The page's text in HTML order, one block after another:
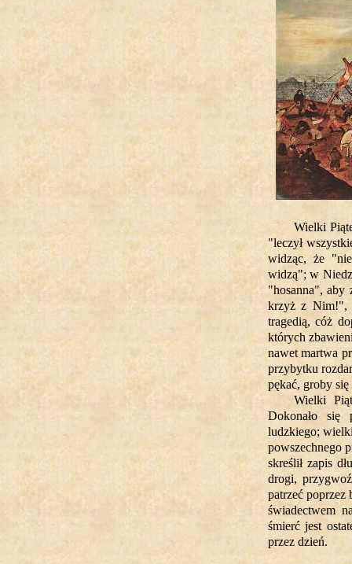
Wielki
"leczył
widząc, że
widzą"; w
"hosanna", aby
krzyż z Nim!",
tragedią, cóż
których
nawet martwa
przybytku
pękać, groby
Wielki
Dokonało się
ludzkiego;
powszechnego
skreślił zapis
drogi,
patrzeć poprzez
świadectwem
śmierć jest
przez dzień.